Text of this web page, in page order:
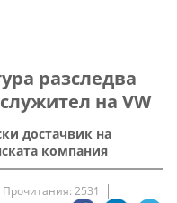
разследва
на VW
достачвик на
компания
Прочитания: 2531